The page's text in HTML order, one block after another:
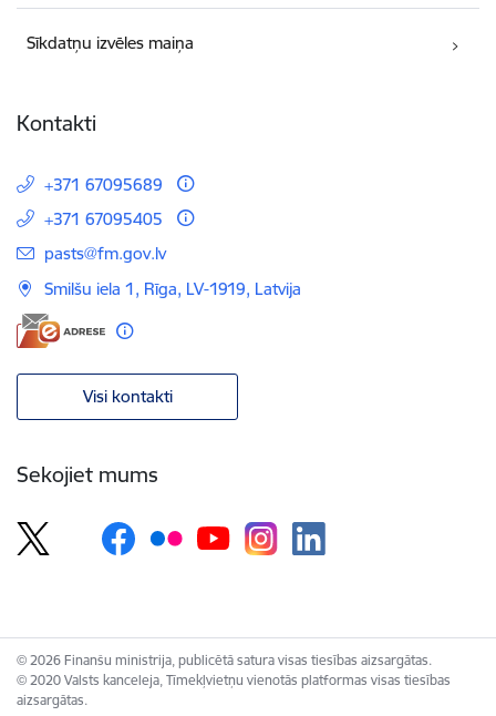
Sīkdatņu izvēles maiņa
Kontakti
+371 67095689
+371 67095405
E-pasts:
pasts@fm.gov.lv
Smilšu iela 1, Rīga, LV-1919, Latvija
Visi kontakti
Sekojiet mums
© 2026 Finanšu ministrija, publicētā satura visas tiesības aizsargātas.
© 2020 Valsts kanceleja, Tīmekļvietņu vienotās platformas visas tiesības
aizsargātas.